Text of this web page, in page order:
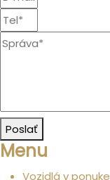
Poslať
Menu
Vozidlá v ponuke